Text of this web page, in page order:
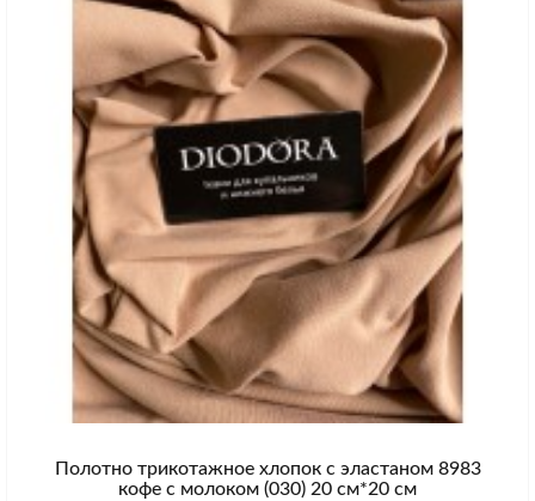
Полотно трикотажное хлопок с эластаном 8983
кофе с молоком (030) 20 см*20 см